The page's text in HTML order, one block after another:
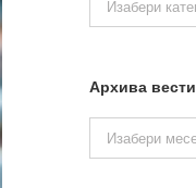
вести
Архива вести
вести